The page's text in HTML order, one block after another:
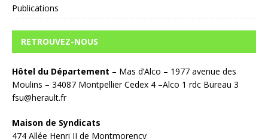
Publications
RETROUVEZ-NOUS
Hôtel du Département – Mas d’Alco – 1977 avenue des
Moulins – 34087 Montpellier Cedex 4 –Alco 1 rdc Bureau 3
fsu@herault.fr
Maison de Syndicats
474 Allée Henri II de Montmorency